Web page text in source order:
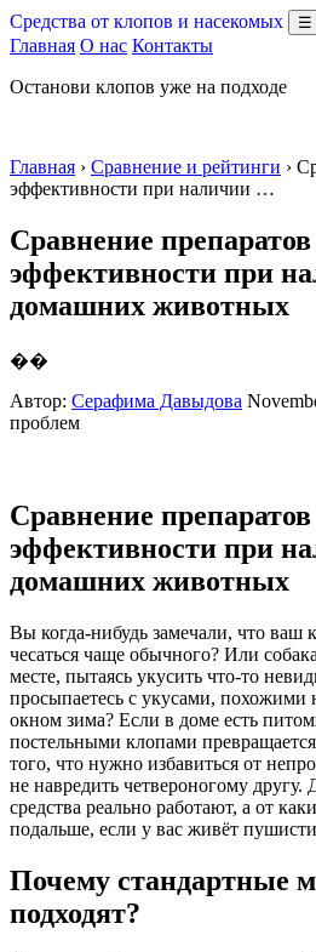
Средства от клопов и насекомых ☰
Главная О нас Контакты
Останови клопов уже на подходе
Главная › Сравнение и рейтинги ›
эффективности при наличии …
Сравнение
эффективности при
домашних животных
��
Автор: Серафима Давыдова
проблем
Сравнение
эффективности при
домашних животных
Вы когда-нибудь замечали, что ваш
чесаться чаще обычного? Или
месте, пытаясь укусить что-то
просыпаетесь с укусами, похожими
окном зима? Если в доме есть
постельными клопами
того, что нужно избавиться от
не навредить четвероногому другу.
средства реально работают, а от
подальше, если у вас живёт
Почему стандартные
подходят?